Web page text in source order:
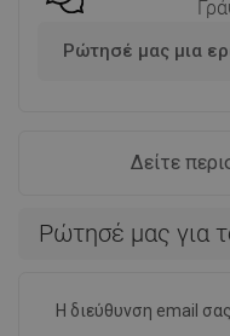
Ρώτησέ μας μια
Δείτε
Ρώτησέ μας για